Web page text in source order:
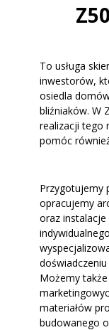
To usługa
inwestorów,
osiedla
bliźniaków. W
realizacji tego
pomóc
Przygotujemy
opracujemy
oraz instalacje
Możemy także
materiałów
budowanego